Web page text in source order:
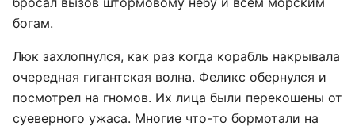
богам.
Люк захлопнулся, как раз когда корабль накрывала
очередная гигантская волна. Феликс обернулся и
посмотрел на гномов. Их лица были перекошены от
суеверного ужаса. Многие что-то бормотали на